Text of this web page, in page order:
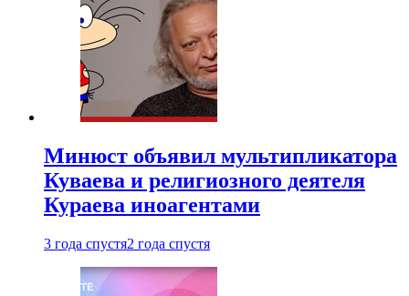
Минюст объявил мультипликатора
Куваева и религиозного деятеля
Кураева иноагентами
3 года спустя2 года спустя